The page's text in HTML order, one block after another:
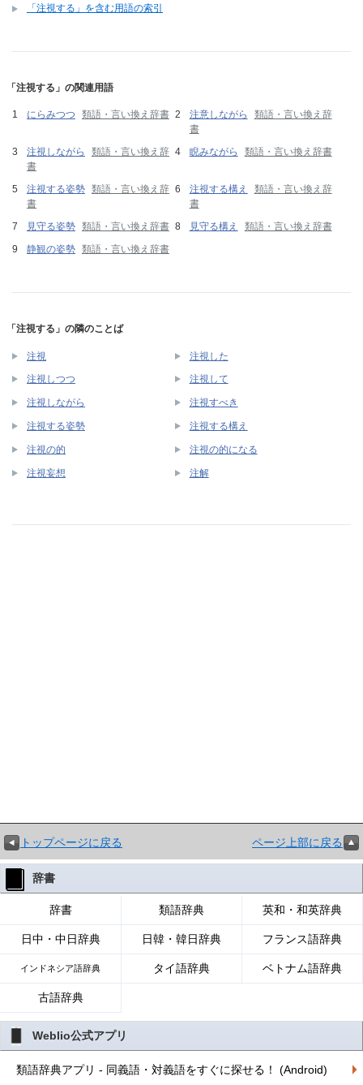
「注視する」を含む用語の索引
「注視する」の関連用語
にらみつつ 類語・言い換え辞書 注意しながら
類語・言い換え辞
書
注視しながら
類語・言い換え辞
書
睨みながら 類語・言い換え辞書
注視する姿勢 類語・言い換え辞
書
注視する構え
類語・言い換え辞
書
見守る姿勢 類語・言い換え辞書 見守る構え
類語・言い換え辞書
静観の姿勢 類語・言い換え辞書
「注視する」の隣のことば
注視 注視した
注視しつつ 注視して
注視しながら 注視すべき
注視する姿勢 注視する構え
注視の的 注視の的になる
注視妄想 注解
トップページに戻る ページ上部に戻る
辞書
辞書 類語辞典 英和・和英辞典
日中・中日辞典 日韓・韓日辞典 フランス語辞典
インドネシア語辞典 タイ語辞典 ベトナム語辞典
古語辞典
Weblio公式アプリ
類語辞典アプリ - 同義語・対義語をすぐに探せる！ (Android)